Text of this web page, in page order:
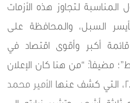
المناسبة لتجاوز هذه الأزمات
السبل، والمحافظة على
أكبر وأقوى اقتصاد في
مضيفاً: “من هنا كان الإعلان
، التي كشف عنها الأمير محمد